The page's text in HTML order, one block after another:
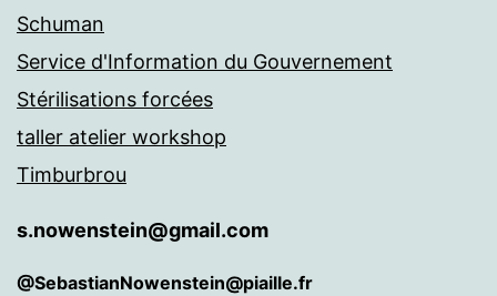
Schuman
Service d'Information du Gouvernement
Stérilisations forcées
taller atelier workshop
Timburbrou
s.nowenstein@gmail.com
@SebastianNowenstein@piaille.fr